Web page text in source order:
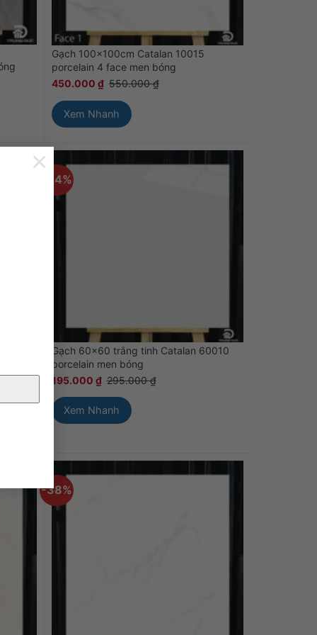
×
Gạch 100x100cm Catalan 10015
porcelain 4 face men bóng
450.000 ₫ 550.000₫
Xem Nhanh
vi
-34%
Gạch 60×60 trắng tinh Catalan 60010
porcelain men bóng
195.000 ₫ 295.000₫
Xem Nhanh
-38%